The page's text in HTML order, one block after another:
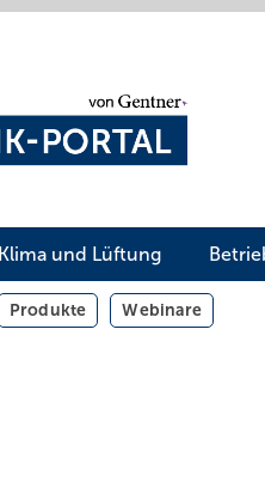
Klima und Lüftung
Produkte Webinare